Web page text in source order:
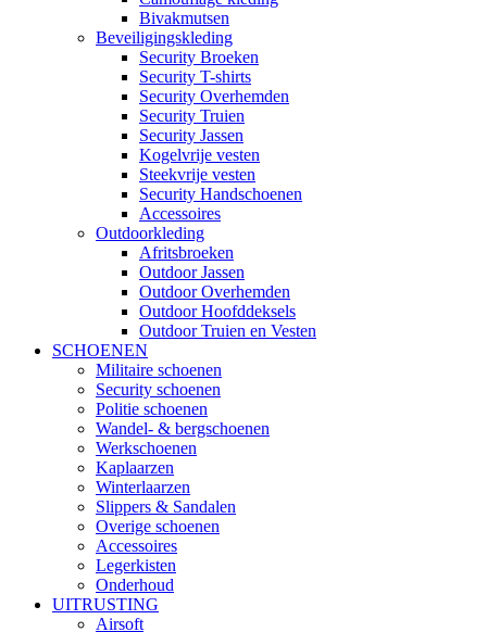
Bivakmutsen
Beveiligingskleding
Security Broeken
Security T-shirts
Security Overhemden
Security Truien
Security Jassen
Kogelvrije vesten
Steekvrije vesten
Security Handschoenen
Accessoires
Outdoorkleding
Afritsbroeken
Outdoor Jassen
Outdoor Overhemden
Outdoor Hoofddeksels
Outdoor Truien en Vesten
SCHOENEN
Militaire schoenen
Security schoenen
Politie schoenen
Wandel- & bergschoenen
Werkschoenen
Kaplaarzen
Winterlaarzen
Slippers & Sandalen
Overige schoenen
Accessoires
Legerkisten
Onderhoud
UITRUSTING
Airsoft